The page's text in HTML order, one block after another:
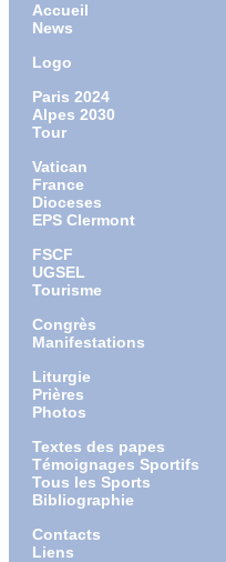
Accueil
News
Logo
Paris 2024
Alpes 2030
Tour
Vatican
France
Dioceses
EPS Clermont
FSCF
UGSEL
Tourisme
Congrès
Manifestations
Liturgie
Prières
Photos
Textes des papes
Témoignages Sportifs
Tous les Sports
Bibliographie
Contacts
Liens